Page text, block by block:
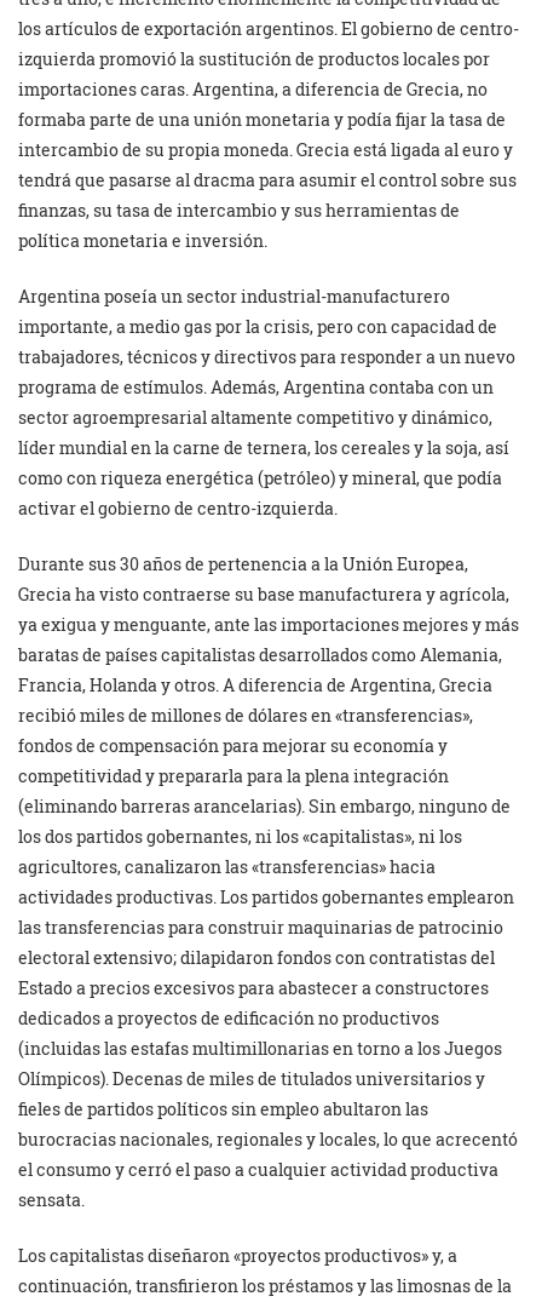
los artículos de exportación argentinos. El gobierno de centro-
izquierda promovió la sustitución de productos locales por
importaciones caras. Argentina, a diferencia de Grecia, no
formaba parte de una unión monetaria y podía fijar la tasa de
intercambio de su propia moneda. Grecia está ligada al euro y
tendrá que pasarse al dracma para asumir el control sobre sus
finanzas, su tasa de intercambio y sus herramientas de
política monetaria e inversión.
Argentina poseía un sector industrial-manufacturero
importante, a medio gas por la crisis, pero con capacidad de
trabajadores, técnicos y directivos para responder a un nuevo
programa de estímulos. Además, Argentina contaba con un
sector agroempresarial altamente competitivo y dinámico,
líder mundial en la carne de ternera, los cereales y la soja, así
como con riqueza energética (petróleo) y mineral, que podía
activar el gobierno de centro-izquierda.
Durante sus 30 años de pertenencia a la Unión Europea,
Grecia ha visto contraerse su base manufacturera y agrícola,
ya exigua y menguante, ante las importaciones mejores y más
baratas de países capitalistas desarrollados como Alemania,
Francia, Holanda y otros. A diferencia de Argentina, Grecia
recibió miles de millones de dólares en «transferencias»,
fondos de compensación para mejorar su economía y
competitividad y prepararla para la plena integración
(eliminando barreras arancelarias). Sin embargo, ninguno de
los dos partidos gobernantes, ni los «capitalistas», ni los
agricultores, canalizaron las «transferencias» hacia
actividades productivas. Los partidos gobernantes emplearon
las transferencias para construir maquinarias de patrocinio
electoral extensivo; dilapidaron fondos con contratistas del
Estado a precios excesivos para abastecer a constructores
dedicados a proyectos de edificación no productivos
(incluidas las estafas multimillonarias en torno a los Juegos
Olímpicos). Decenas de miles de titulados universitarios y
fieles de partidos políticos sin empleo abultaron las
burocracias nacionales, regionales y locales, lo que acrecentó
el consumo y cerró el paso a cualquier actividad productiva
sensata.
Los capitalistas diseñaron «proyectos productivos» y, a
continuación, transfirieron los préstamos y las limosnas de la